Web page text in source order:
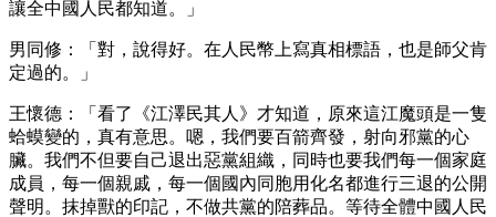
讓全中國人民都知道。」
男同修：「對，說得好。在人民幣上寫真相標語，也是師父肯
定過的。」
王懷德：「看了《江澤民其人》才知道，原來這江魔頭是一隻
蛤蟆變的，真有意思。嗯，我們要百箭齊發，射向邪黨的心
臟。我們不但要自己退出惡黨組織，同時也要我們每一個家庭
成員，每一個親戚，每一個國內同胞用化名都進行三退的公開
聲明。抹掉獸的印記，不做共黨的陪葬品。等待全體中國人民